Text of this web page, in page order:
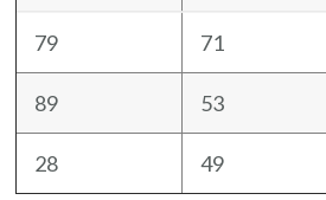
79 71
89 53
28 49